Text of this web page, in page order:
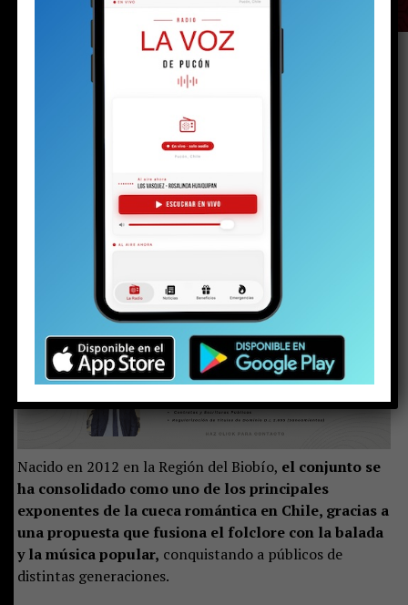
Sábado. La destacada agrupación del Biobío llegará
por primera vez al escenario del Lucky 7, donde hará
un recorrido por sus grandes éxitos y sus más
recientes lanzamientos.
La cueca romántica tendrá una cita especial en el
7 de Dreams Temuco con el esperado debut de
La banda se presentará este sábado, no
antes de las 22:00 horas, en un espectáculo gratuito
para quienes ingresen al casino.
Nacido en 2012 en la Región del Biobío, el conjunto se
ha consolidado como uno de los principales
exponentes de la cueca romántica en Chile, gracias a
una propuesta que fusiona el folclore con la balada
y la música popular, conquistando a públicos de
distintas generaciones.